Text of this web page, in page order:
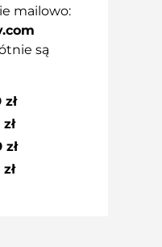
mailowo:
są
zł